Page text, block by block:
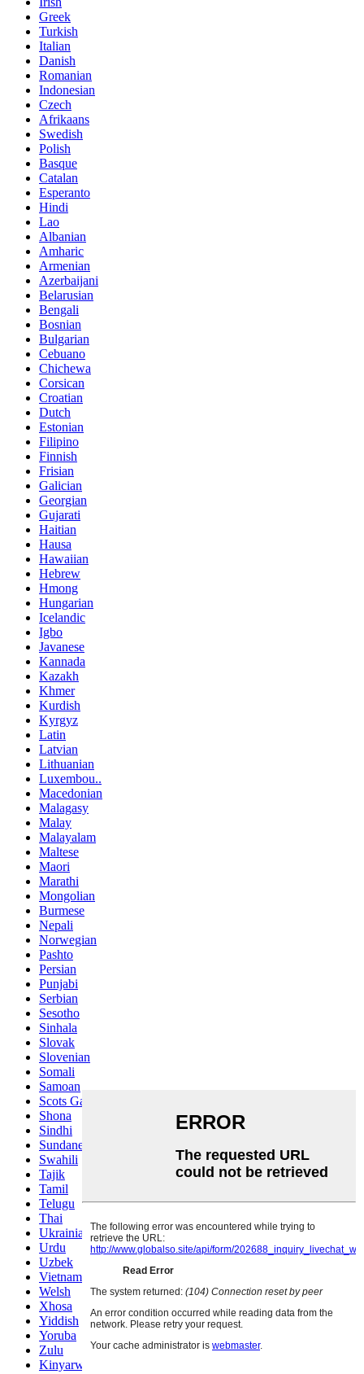
Greek
Turkish
Italian
Danish
Romanian
Indonesian
Czech
Afrikaans
Swedish
Polish
Basque
Catalan
Esperanto
Hindi
Lao
Albanian
Amharic
Armenian
Azerbaijani
Belarusian
Bengali
Bosnian
Bulgarian
Cebuano
Chichewa
Corsican
Croatian
Dutch
Estonian
Filipino
Finnish
Frisian
Galician
Georgian
Gujarati
Haitian
Hausa
Hawaiian
Hebrew
Hmong
Hungarian
Icelandic
Igbo
Javanese
Kannada
Kazakh
Khmer
Kurdish
Kyrgyz
Latin
Latvian
Lithuanian
Luxembou..
Macedonian
Malagasy
Malay
Malayalam
Maltese
Maori
Marathi
Mongolian
Burmese
Nepali
Norwegian
Pashto
Persian
Punjabi
Serbian
Sesotho
Sinhala
Slovak
Slovenian
Somali
Samoan
Scots Gaelic
Shona
Sindhi
Sundanese
Swahili
Tajik
Tamil
Telugu
Thai
Ukrainian
Urdu
Uzbek
Vietnamese
Welsh
Xhosa
Yiddish
Yoruba
Zulu
Kinyarwanda